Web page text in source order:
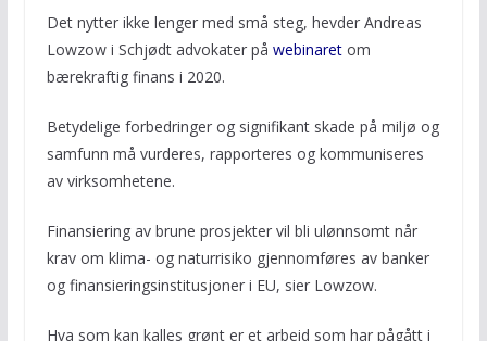
Det nytter ikke lenger med små steg, hevder Andreas
Lowzow i Schjødt advokater på webinaretom
bærekraftig finans i 2020.
Betydelige forbedringer og signifikant skade på miljø og
samfunn må vurderes, rapporteres og kommuniseres
av virksomhetene.
Finansiering av brune prosjekter vil bli ulønnsomt når
krav om klima- og naturrisiko gjennomføres av banker
og finansieringsinstitusjoner i EU, sier Lowzow.
Hva som kan kalles grønt er et arbeid som har pågått i